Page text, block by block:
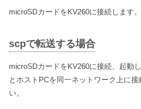
microSDカードをKV260に接続します。
scpで転送する場合
microSDカードをKV260に接続、起動
とホストPCを同一ネットワーク上に接
い。